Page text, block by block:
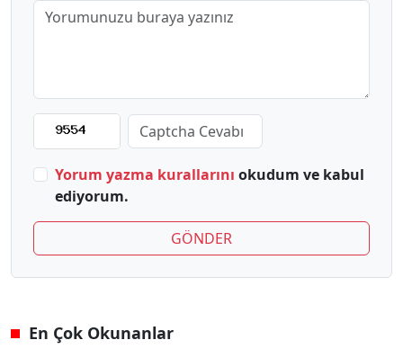
Yorum yazma kurallarını okudum ve kabul
ediyorum.
GÖNDER
En Çok Okunanlar